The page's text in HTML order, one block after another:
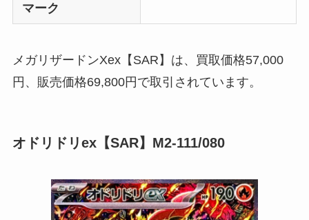
マーク
メガリザードンXex【SAR】は、買取価格57,000
円、販売価格69,800円で取引されています。
オドリドリex【SAR】M2-111/080